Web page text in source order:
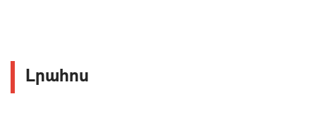
Լրահոս